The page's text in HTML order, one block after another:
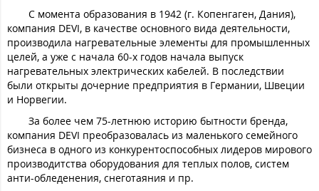
С момента образования в 1942 (г. Копенгаген, Дания),
компания DEVI, в качестве основного вида деятельности,
производила нагревательные элементы для промышленных
целей, а уже с начала 60-х годов начала выпуск
нагревательных электрических кабелей. В последствии
были открыты дочерние предприятия в Германии, Швеции
и Норвегии.
За более чем 75-летнюю историю бытности бренда,
компания DEVI преобразовалась из маленького семейного
бизнеса в одного из конкурентоспособных лидеров мирового
производитства оборудования для теплых полов, систем
анти-обледенения, снеготаяния и пр.